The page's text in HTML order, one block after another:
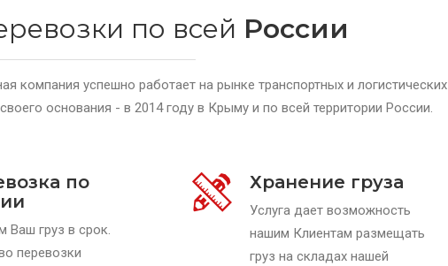
по всей России
компания успешно работает на рынке транспортных и логистических
основания - в 2014 году в Крыму и по всей территории России.
по
Ваш груз в срок.
перевозки
Хранение груза
Услуга дает возможность
нашим Клиентам размещать
груз на складах нашей